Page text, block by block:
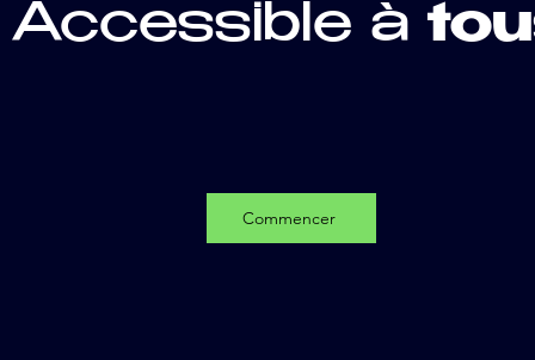
Accessible à
Commencer